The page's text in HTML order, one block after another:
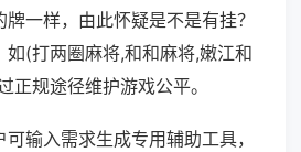
一样，由此怀疑是不是有挂？
(打两圈麻将,和和麻将,嫩江和
正规途径维护游戏公平。
输入需求生成专用辅助工具，